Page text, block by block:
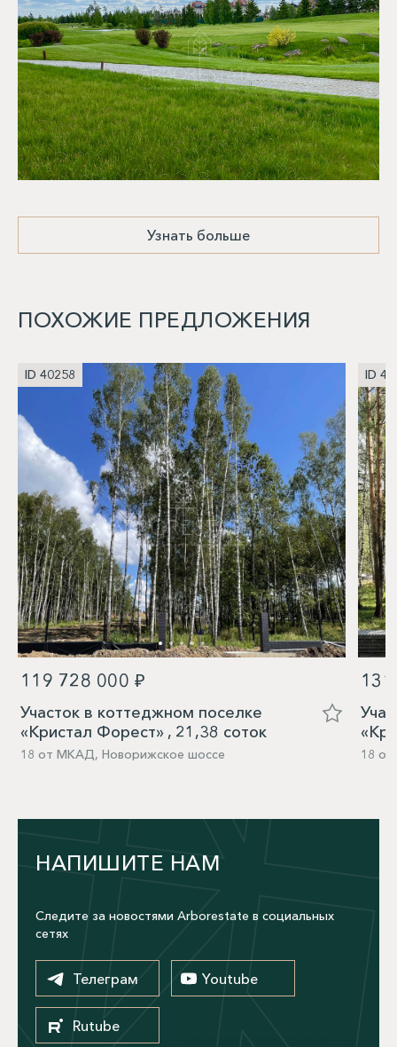
Узнать больше
ПОХОЖИЕ ПРЕДЛОЖЕНИЯ
ID 40258
119 728 000 ₽
Участок в коттеджном поселке
«Кристал Форест» , 21,38 соток
18 от МКАД, Новорижское шоссе
ID
18
НАПИШИТЕ НАМ
Следите за новостями Arborestate в социальных
сетях
Телеграм Youtube
Rutube